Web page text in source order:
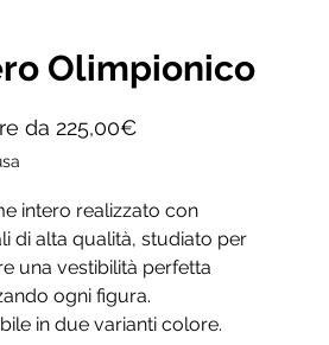
Olimpionico
da 225,00€Prezzo
intero realizzato con
di alta qualità, studiato per
una vestibilità perfetta
ogni figura.
in due varianti colore.